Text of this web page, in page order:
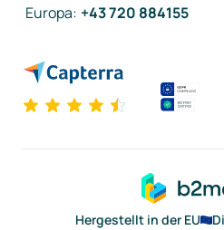
Europa: +43 720 884155
Hergestellt in der EU